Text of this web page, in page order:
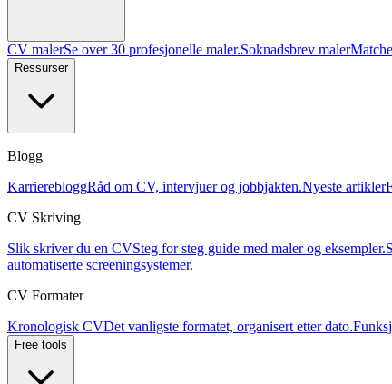
CV malerSe over 30 profesjonelle maler.Soknadsbrev maler
Ressurser
Blogg
KarrierebloggRåd om CV, intervjuer og jobbjakten.Nyeste artikler
CV Skriving
Slik skriver du en CVSteg for steg guide med maler og eksempler.
automatiserte screeningsystemer.
CV Formater
Kronologisk CVDet vanligste formatet, organisert etter dato.
Free tools